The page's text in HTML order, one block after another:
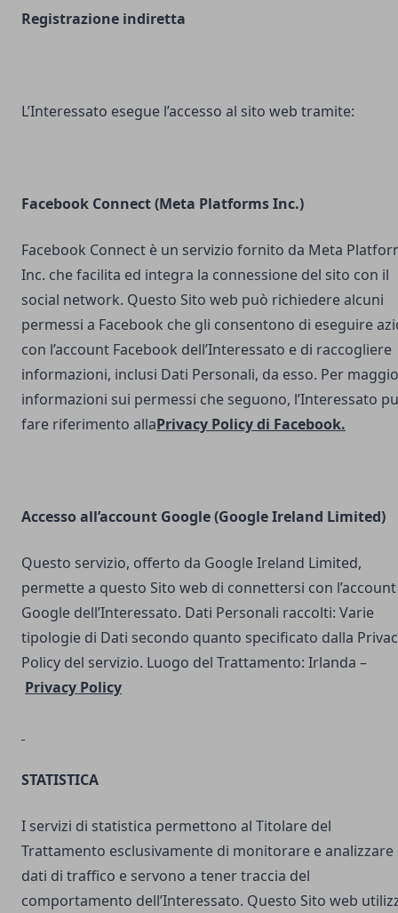
Registrazione indiretta
L’Interessato esegue l’accesso al sito web tramite:
Facebook Connect (Meta Platforms Inc.)
Facebook Connect è un servizio fornito da Meta
Inc. che facilita ed integra la connessione del sito con il
social network. Questo Sito web può richiedere alcuni
permessi a Facebook che gli consentono di eseguire
con l’account Facebook dell’Interessato e di raccogliere
informazioni, inclusi Dati Personali, da esso. Per
informazioni sui permessi che seguono, l’Interessato
fare riferimento allaPrivacy Policy di Facebook.
Accesso all’account Google (Google Ireland Limited)
Questo servizio, offerto da Google Ireland Limited,
permette a questo Sito web di connettersi con l’account
Google dell’Interessato. Dati Personali raccolti: Varie
tipologie di Dati secondo quanto specificato dalla
Policy del servizio. Luogo del Trattamento: Irlanda –
Privacy Policy
STATISTICA
I servizi di statistica permettono al Titolare del
Trattamento esclusivamente di monitorare e analizzare
dati di traffico e servono a tener traccia del
comportamento dell’Interessato. Questo Sito web